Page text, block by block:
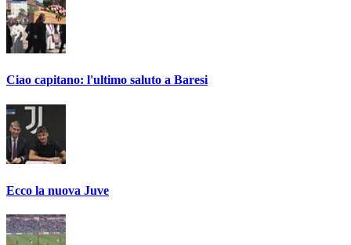
Ciao capitano: l'ultimo saluto a Baresi
Ecco la nuova Juve